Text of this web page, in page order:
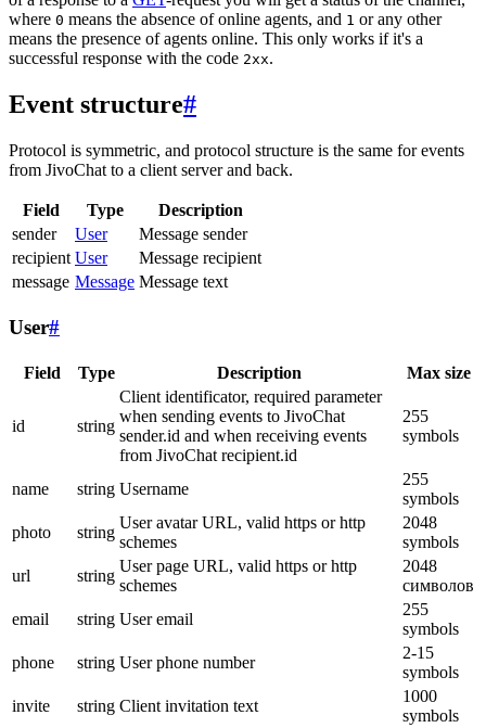
where 0 means the absence of online agents, and 1 or any other
means the presence of agents online. This only works if it's a
successful response with the code 2xx.
Event structure#
Protocol is symmetric, and protocol structure is the same for events
from JivoChat to a client server and back.
Field Type
Description
sender
User
Message sender
recipient User
Message recipient
message Message Message text
User#
Field Type Description Max size
id string
Client identificator, required parameter
when sending events to JivoChat
sender.id and when receiving events
from JivoChat recipient.id
255
symbols
name string Username
255
symbols
photo
string
User avatar URL, valid https or http
schemes
2048
symbols
url
string
User page URL, valid https or http
schemes
2048
символов
email
string User email
255
symbols
phone
string User phone number
2-15
symbols
invite
string Client invitation text
1000
symbols